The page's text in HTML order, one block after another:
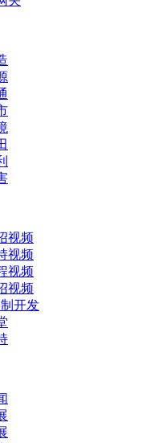
视频
视频
视频
视频
开发